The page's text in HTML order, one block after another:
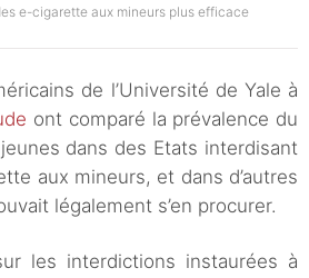
e-cigarette aux mineurs plus efficace
de l’Université de Yale à
ont comparé la prévalence du
dans des Etats interdisant
aux mineurs, et dans d’autres
légalement s’en procurer.
les interdictions instaurées à